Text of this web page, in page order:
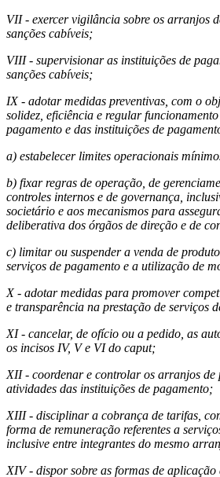
VII - exercer vigilância sobre os arranjos
sanções cabíveis;
VIII - supervisionar as instituições de
sanções cabíveis;
IX - adotar medidas preventivas, com o
solidez, eficiência e regular
pagamento e das instituições de
a) estabelecer limites operacionais
b) fixar regras de operação, de
controles internos e de governança,
societário e aos mecanismos para
deliberativa dos órgãos de direção e de
c) limitar ou suspender a venda de
serviços de pagamento e a utilização de
X - adotar medidas para promover
e transparência na prestação de serviços
XI - cancelar, de ofício ou a pedido, as
os incisos IV, V e VI do caput;
XII - coordenar e controlar os arranjos de
atividades das instituições de pagamento;
XIII - disciplinar a cobrança de tarifas,
forma de remuneração referentes a
inclusive entre integrantes do mesmo
XIV - dispor sobre as formas de aplicação